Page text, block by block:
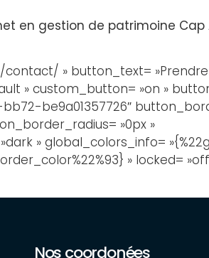
en gestion de patrimoine Cap
» button_text=
» custom_button= »on »
be9a01357726″
»0px »
» global_colors_info=
» locked=
Nos coordonées